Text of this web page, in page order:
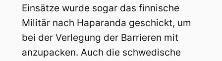
Einsätze wurde sogar das finnische
Militär nach Haparanda geschickt, um
bei der Verlegung der Barrieren mit
anzupacken. Auch die schwedische